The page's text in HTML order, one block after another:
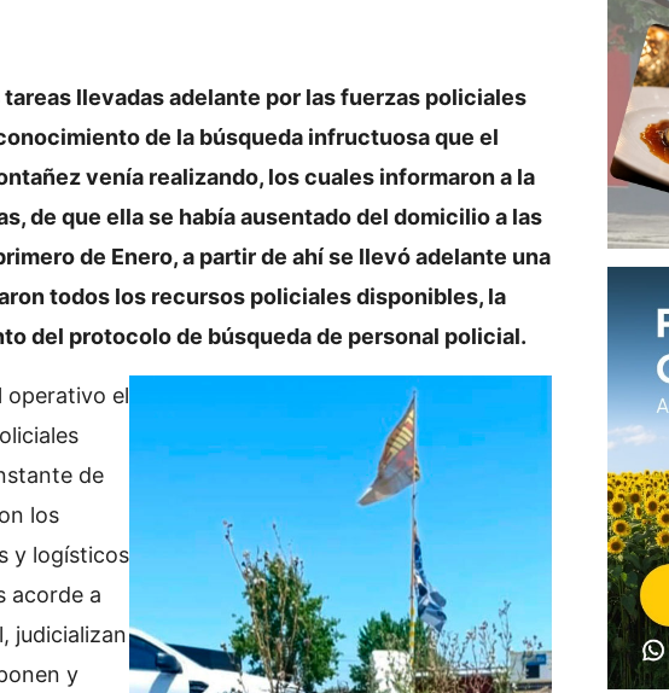
llevadas adelante por las fuerzas policiales
de la búsqueda infructuosa que el
venía realizando, los cuales informaron a la
de que ella se había ausentado del domicilio a las
de Enero, a partir de ahí se llevó adelante una
todos los recursos policiales disponibles, la
del protocolo de búsqueda de personal policial.
operativo el
de
los
y logísticos
acorde a
judicializan
y